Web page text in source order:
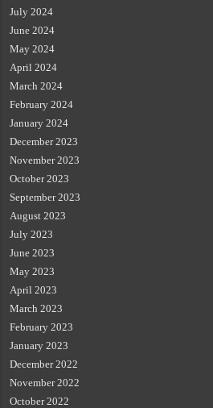
July 2024
June 2024
May 2024
April 2024
March 2024
February 2024
January 2024
December 2023
November 2023
October 2023
September 2023
August 2023
July 2023
June 2023
May 2023
April 2023
March 2023
February 2023
January 2023
December 2022
November 2022
October 2022